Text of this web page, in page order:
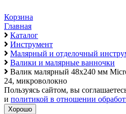
Корзина
Главная
Каталог
Инструмент
Малярный и отделочный
Валики и малярные ванночки
Валик малярный 48х240 мм
24, микроволокно
Пользуясь сайтом, вы
и политикой в отношении
Хорошо